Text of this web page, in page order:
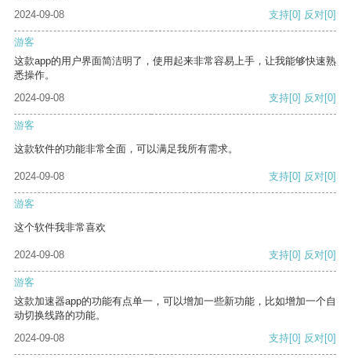
2024-09-08
支持[0] 反对[0]
游客
这款app的用户界面简洁明了，使用起来非常容易上手，让我能够快速熟
悉操作。
2024-09-08
支持[0] 反对[0]
游客
这款软件的功能非常全面，可以满足我所有需求。
2024-09-08 支持[0] 反对[0]
游客
这个软件我非常喜欢
2024-09-08 支持[0] 反对[0]
游客
这款加速器app的功能有点单一，可以增加一些新功能，比如增加一个自
动切换线路的功能。
2024-09-08
支持[0] 反对[0]